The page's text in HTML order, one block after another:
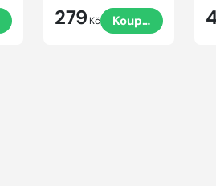
279 Kč Koupit